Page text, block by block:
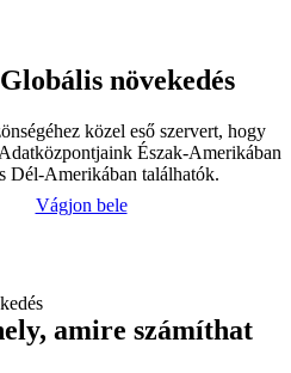
növekedés
közel eső szervert, hogy
Észak-Amerikában,
Dél-Amerikában találhatók.
Vágjon bele
amire számíthat